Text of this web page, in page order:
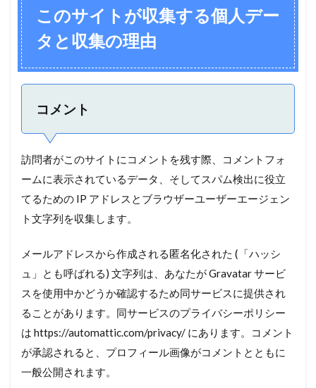
このサイトが収集する個人デー
タと収集の理由
コメント
訪問者がこのサイトにコメントを残す際、コメントフォ
ームに表示されているデータ、そしてスパム検出に役立
てるための IP アドレスとブラウザーユーザーエージェン
ト文字列を収集します。
メールアドレスから作成される匿名化された (「ハッシ
ュ」とも呼ばれる) 文字列は、あなたが Gravatar サービ
スを使用中かどうか確認するため同サービスに提供され
ることがあります。同サービスのプライバシーポリシー
は https://automattic.com/privacy/ にあります。コメント
が承認されると、プロフィール画像がコメントとともに
一般公開されます。